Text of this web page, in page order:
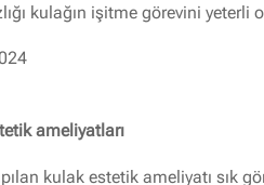
kulağın işitme görevini yeterli
ameliyatları
kulak estetik ameliyatı sık